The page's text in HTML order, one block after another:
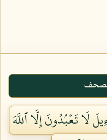
لَا تَعۡبُدُونَ إِلَّا ٱللَّهَ